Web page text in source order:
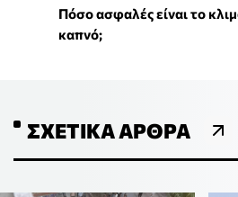
Πόσο ασφαλές είναι το
καπνό;
ΣΧΕΤΙΚΆ ΆΡΘΡΑ